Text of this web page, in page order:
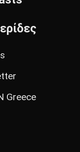
Greece